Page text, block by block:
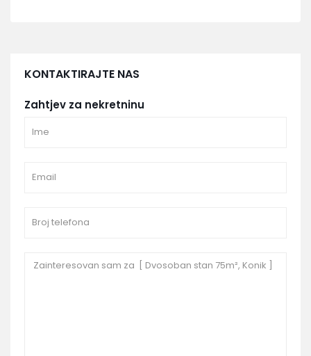
KONTAKTIRAJTE NAS
Zahtjev za nekretninu